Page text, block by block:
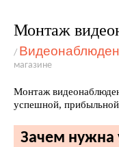
Монтаж
/
магазине
Монтаж
успешной,
Зачем нужна